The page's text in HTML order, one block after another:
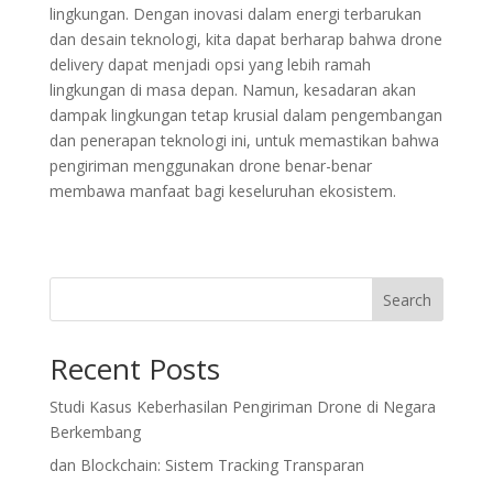
lingkungan. Dengan inovasi dalam energi terbarukan
dan desain teknologi, kita dapat berharap bahwa drone
delivery dapat menjadi opsi yang lebih ramah
lingkungan di masa depan. Namun, kesadaran akan
dampak lingkungan tetap krusial dalam pengembangan
dan penerapan teknologi ini, untuk memastikan bahwa
pengiriman menggunakan drone benar-benar
membawa manfaat bagi keseluruhan ekosistem.
Search
Recent Posts
Studi Kasus Keberhasilan Pengiriman Drone di Negara
Berkembang
dan Blockchain: Sistem Tracking Transparan